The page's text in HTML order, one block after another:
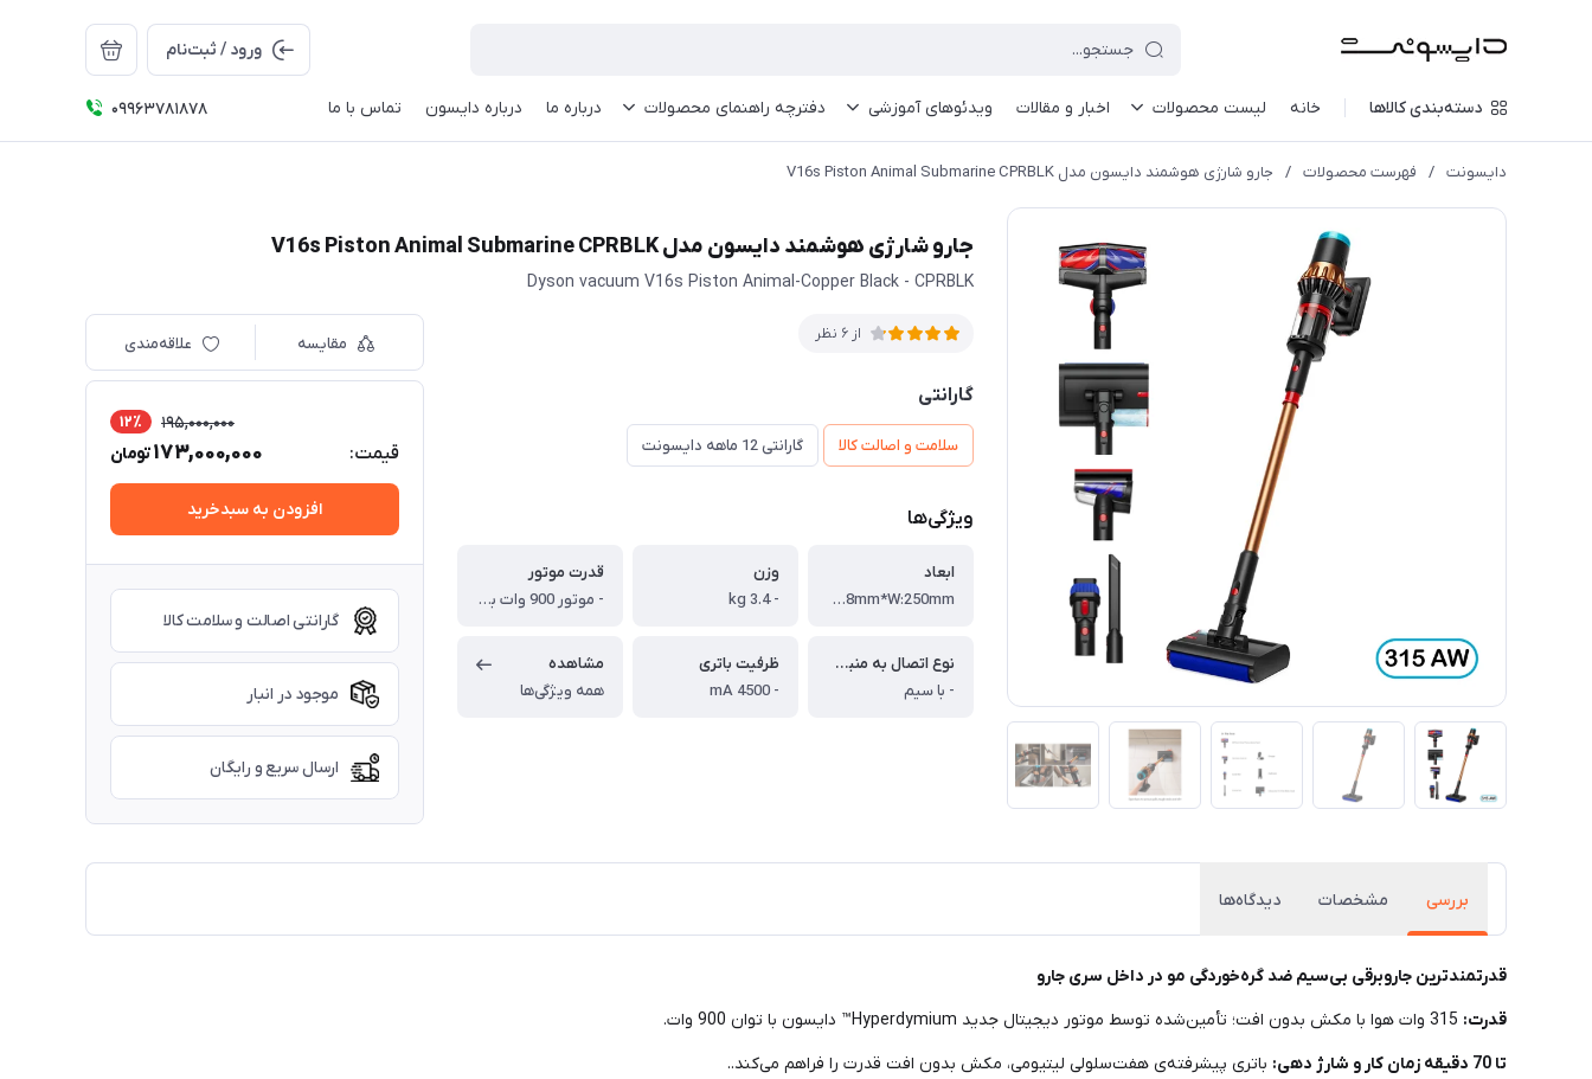
ورود / ثبت‌نام
دسته‌بندی کالاها خانه لیست محصولات اخبار و مقالات ویدئو‌های آموزشی دفترچه راهنمای محصولات درباره ما درباره دایسون تماس با ما 09963781878
دایسونت / فهرست محصولات / جارو شارژی هوشمند دایسون مدل V16s Piston Animal Submarine CPRBLK
جارو شارژی هوشمند دایسون مدل V16s Piston Animal Submarine CPRBLK
Dyson vacuum V16s Piston Animal-Copper Black - CPRBLK
از 6 نظر
گارانتی
سلامت و اصالت کالا گارانتی 12 ماهه دایسونت
ویژگی‌ها
ابعاد
H:259mm*L:1298mm*W:250mm
وزن
- 3.4 kg
قدرت موتور
- موتور 900 وات با خروجی 315 وات هوا
نوع اتصال به منبع تغذیه
- با سیم
ظرفیت باتری
- 4500 mA
مشاهده
همه ویژگی‌ها
مقایسه علاقه‌مندی
قیمت:
195,000,000 12٪
173,000,000تومان
افزودن به سبدخرید
گارانتی اصالت و سلامت کالا
موجود در انبار
ارسال سریع و رایگان
بررسی مشخصات دیدگاه‌ها
قدرتمندترین جاروبرقی بی‌سیم ضد گره‌خوردگی مو در داخل سری جارو
قدرت:
تا 70 دقیقه زمان کار و شارژ دهی:
باتری پیشرفته‌ی هفت‌سلولی لیتیومی، مکش بدون افت قدرت را فراهم می‌کند..